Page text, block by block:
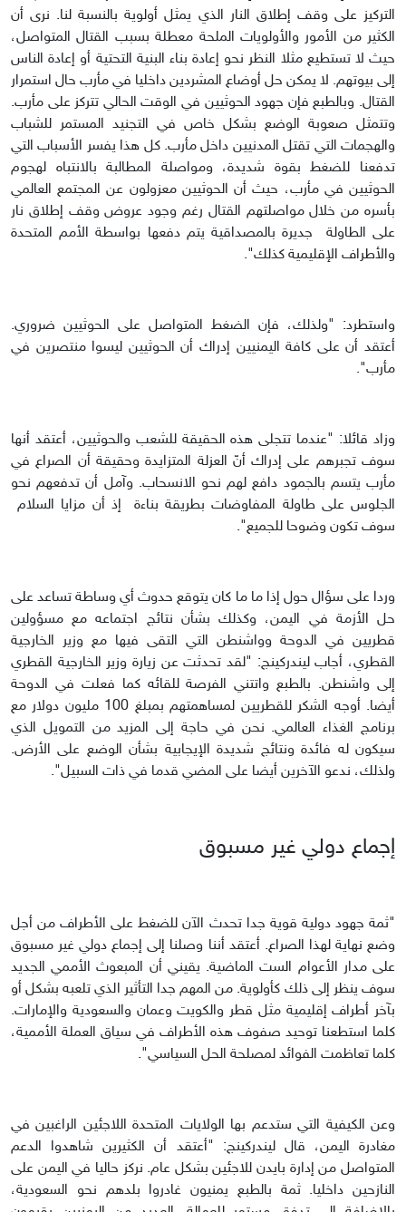
التركيز على وقف إطلاق النار الذي يمثل أولوية بالنسبة لنا. نرى أن
الكثير من الأمور والأولويات الملحة معطلة بسبب القتال المتواصل،
حيث لا تستطيع مثلا النظر نحو إعادة بناء البنية التحتية أو إعادة الناس
إلى بيوتهم. لا يمكن حل أوضاع المشردين داخليا في مأرب حال استمرار
القتال. وبالطبع فإن جهود الحوثيين في الوقت الحالي تتركز على مأرب.
وتتمثل صعوبة الوضع بشكل خاص في التجنيد المستمر للشباب
والهجمات التي تقتل المدنيين داخل مأرب. كل هذا يفسر الأسباب التي
تدفعنا للضغط بقوة شديدة، ومواصلة المطالبة بالانتباه لهجوم
الحوثيين في مأرب، حيث أن الحوثيين معزولون عن المجتمع العالمي
بأسره من خلال مواصلتهم القتال رغم وجود عروض وقف إطلاق نار
على الطاولة جديرة بالمصداقية يتم دفعها بواسطة الأمم المتحدة
والأطراف الإقليمية كذلك".
واستطرد: "ولذلك، فإن الضغط المتواصل على الحوثيين ضروري.
أعتقد أن على كافة اليمنيين إدراك أن الحوثيين ليسوا منتصرين في
مأرب".
وزاد قائلا: "عندما تتجلى هذه الحقيقة للشعب والحوثيين، أعتقد أنها
سوف تجبرهم على إدراك أنّ العزلة المتزايدة وحقيقة أن الصراع في
مأرب يتسم بالجمود دافع لهم نحو الانسحاب. وآمل أن تدفعهم نحو
الجلوس على طاولة المفاوضات بطريقة بناءة إذ أن مزايا السلام
سوف تكون وضوحا للجميع".
وردا على سؤال حول إذا ما ما كان يتوقع حدوث أي وساطة تساعد على
حل الأزمة في اليمن، وكذلك بشأن نتائج اجتماعه مع مسؤولين
قطريين في الدوحة وواشنطن التي التقى فيها مع وزير الخارجية
القطري، أجاب ليندركينج: "لقد تحدثت عن زيارة وزير الخارجية القطري
إلى واشنطن. بالطبع واتتني الفرصة للقائه كما فعلت في الدوحة
أيضا. أوجه الشكر للقطريين لمساهمتهم بمبلغ 100 مليون دولار مع
برنامج الغذاء العالمي. نحن في حاجة إلى المزيد من التمويل الذي
سيكون له فائدة ونتائج شديدة الإيجابية بشأن الوضع على الأرض.
ولذلك، ندعو الآخرين أيضا على المضي قدما في ذات السبيل".
إجماع دولي غير مسبوق
"ثمة جهود دولية قوية جدا تحدث الآن للضغط على الأطراف من أجل
وضع نهاية لهذا الصراع. أعتقد أننا وصلنا إلى إجماع دولي غير مسبوق
على مدار الأعوام الست الماضية. يقيني أن المبعوث الأممي الجديد
سوف ينظر إلى ذلك كأولوية. من المهم جدا التأثير الذي تلعبه بشكل أو
بآخر أطراف إقليمية مثل قطر والكويت وعمان والسعودية والإمارات.
كلما استطعنا توحيد صفوف هذه الأطراف في سياق العملة الأممية،
كلما تعاظمت الفوائد لمصلحة الحل السياسي".
وعن الكيفية التي ستدعم بها الولايات المتحدة اللاجئين الراغبين في
مغادرة اليمن، قال ليندركينج: "أعتقد أن الكثيرين شاهدوا الدعم
المتواصل من إدارة بايدن للاجئين بشكل عام. نركز حاليا في اليمن على
النازحين داخليا. ثمة بالطبع يمنيون غادروا بلدهم نحو السعودية،